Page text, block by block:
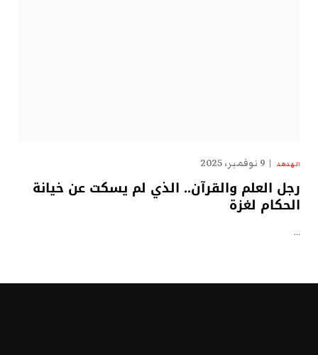
الهدهد 9 نوفمبر، 2025
رجل العلم والقرآن.. الذي لم يسكت عن خيانة
الحكام لغزة
…